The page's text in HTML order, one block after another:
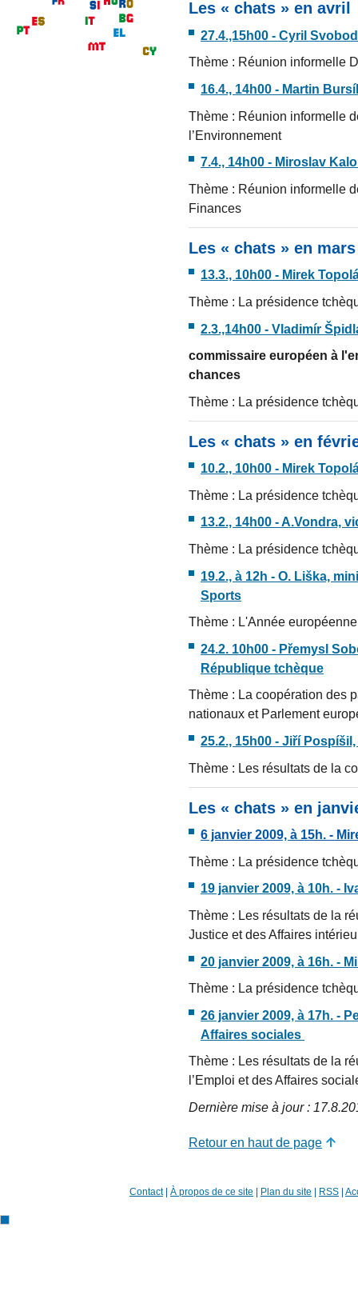
Les « chats » en avril
27.4.,15h00 - Cyril
Thème : Réunion informelle
16.4., 14h00 - Martin
Thème : Réunion informelle
l’Environnement
7.4., 14h00 - Miroslav
Thème : Réunion informelle
Finances
Les « chats » en mars
13.3., 10h00 - Mirek
Thème : La présidence
2.3.,14h00 - Vladimír
commissaire européen à
chances
Thème : La présidence
Les « chats » en
10.2., 10h00 - Mirek
Thème : La présidence
13.2., 14h00 - A.Vondra,
Thème : La présidence
19.2., à 12h - O. Liška,
Sports
Thème : L'Année
24.2. 10h00 - Přemysl
République tchèque
Thème : La coopération des
nationaux et Parlement
25.2., 15h00 - Jiří
Thème : Les résultats de la
Les « chats » en
6 janvier 2009, à 15h. -
Thème : La présidence
19 janvier 2009, à 10h. -
Thème : Les résultats de la
Justice et des Affaires
20 janvier 2009, à 16h. -
Thème : La présidence
26 janvier 2009, à 17h. -
Affaires sociales
Thème : Les résultats de la
l’Emploi et des Affaires
Dernière mise à jour :
Retour en haut de page
Contact| À propos de ce site Plan du site RSS